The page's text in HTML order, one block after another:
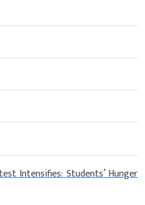
Intensifies: Students’ Hunger